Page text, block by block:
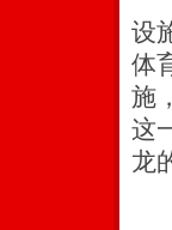
设
体
施
这
龙